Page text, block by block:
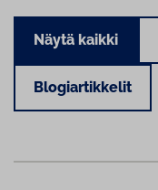
Näytä kaikki
Blogiartikkelit